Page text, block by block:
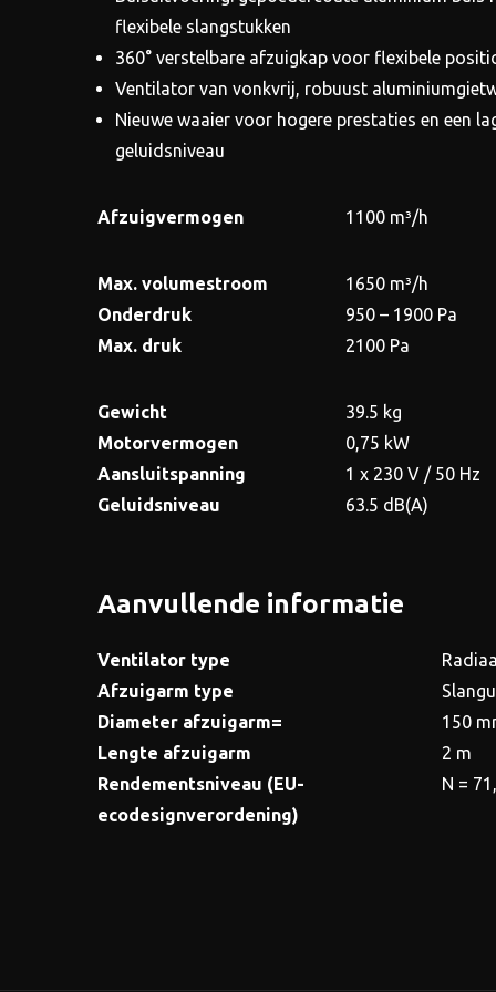
flexibele slangstukken
360° verstelbare afzuigkap voor flexibele
Ventilator van vonkvrij, robuust
Nieuwe waaier voor hogere prestaties en een
geluidsniveau
Afzuigvermogen 1100 m³/h
Max. volumestroom
1650 m³/h
Onderdruk
950 – 1900 Pa
Max. druk
2100 Pa
Gewicht
39.5 kg
Motorvermogen
0,75 kW
Aansluitspanning
1 x 230 V / 50 Hz
Geluidsniveau
63.5 dB(A)
Aanvullende informatie
Ventilator type
Afzuigarm type
Diameter afzuigarm=
150
Lengte afzuigarm
2 m
Rendementsniveau (EU-
ecodesignverordening)
N =